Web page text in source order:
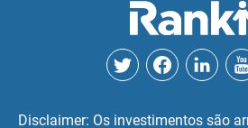
Disclaimer: Os investimentos são